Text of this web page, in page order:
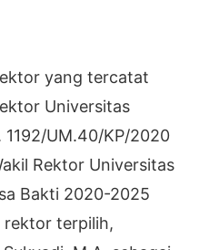
yang tercatat
Universitas
UM.40/KP/2020
Rektor Universitas
Bakti 2020-2025
rektor terpilih,